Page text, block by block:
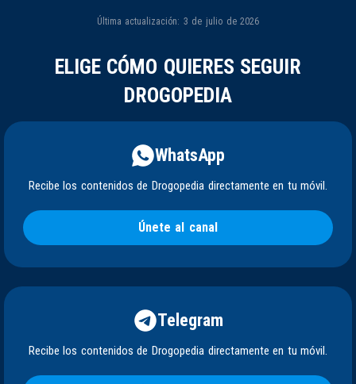
Última actualización: 3 de julio de 2026
ELIGE CÓMO QUIERES SEGUIR
DROGOPEDIA
WhatsApp
Recibe los contenidos de Drogopedia directamente en tu móvil.
Únete al canal
Telegram
Recibe los contenidos de Drogopedia directamente en tu móvil.